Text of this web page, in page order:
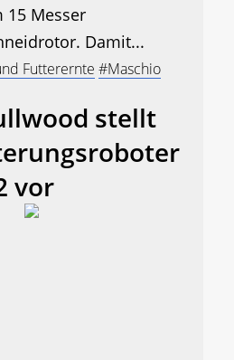
Messer
Damit...
Futterernte #Maschio
stellt
vor